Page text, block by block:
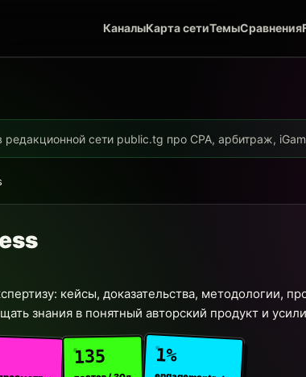
КаналыКарта сетиТемыСравнения
редакционной сети public.tg про CPA, арбитраж,
кейсы, доказательства, методологии,
знания в понятный авторский продукт и
135 1%